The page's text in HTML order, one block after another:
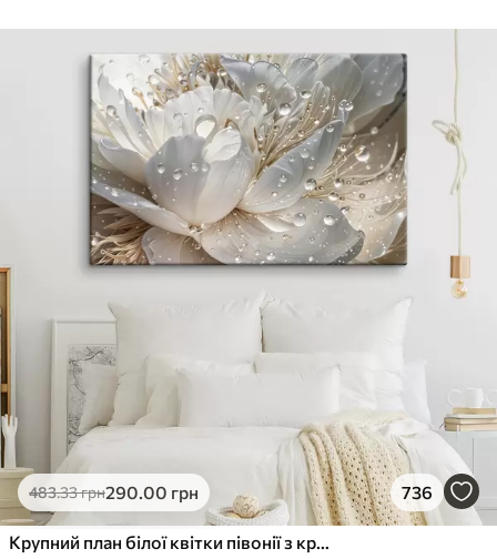
483.33грн290.00 грн 736
Крупний план білої квітки півонії з крапельками води на пелюстках на розмитому фоні